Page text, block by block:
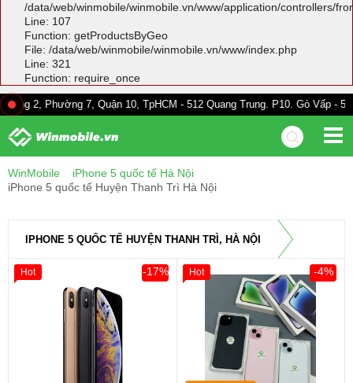
/data/web/winmobile/winmobile.vn/www/application/controllers/
Line: 107
Function: getProductsByGeo
File: /data/web/winmobile/winmobile.vn/www/index.php
Line: 321
Function: require_once
7, Quận 10, TpHCM - 512 Quang Trung. P10. Gò Vấp - 528A
WinMobile
iPhone 5 quốc tế Hà Nội
iPhone 5 quốc tế Huyện Thanh Trì Hà Nội
IPHONE 5 QUỐC TẾ HUYỆN THANH TRÌ, HÀ NỘI
-17%
Hot -4%
Hot